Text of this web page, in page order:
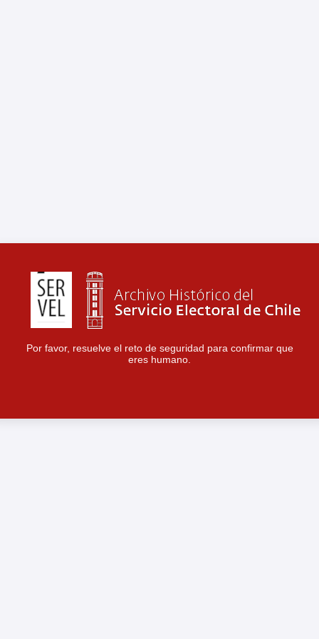
Por favor, resuelve el reto de seguridad para confirmar que
eres humano.